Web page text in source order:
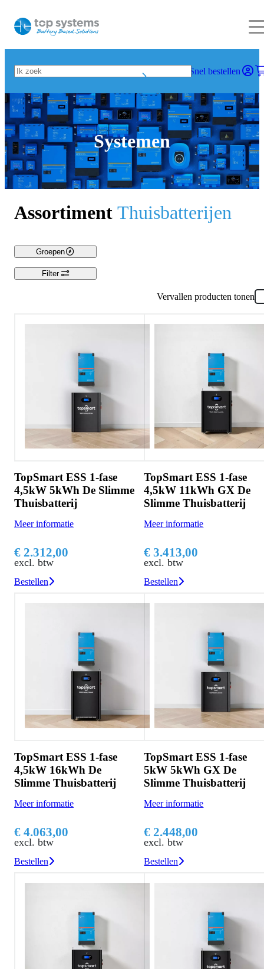
Snel bestellen
Systemen
Groepen
Filter
Assortiment Thuisbatterijen
Vervallen producten tonen
TopSmart ESS 1-fase
4,5kW 5kWh De Slimme
Thuisbatterij
Meer informatie
€ 2.312,00
excl. btw
Bestellen
TopSmart ESS 1-fase
4,5kW 11kWh GX De
Slimme Thuisbatterij
Meer informatie
€ 3.413,00
excl. btw
Bestellen
TopSmart ESS 1-fase
4,5kW 16kWh De
Slimme Thuisbatterij
Meer informatie
€ 4.063,00
excl. btw
Bestellen
TopSmart ESS 1-fase
5kW 5kWh GX De
Slimme Thuisbatterij
Meer informatie
€ 2.448,00
excl. btw
Bestellen